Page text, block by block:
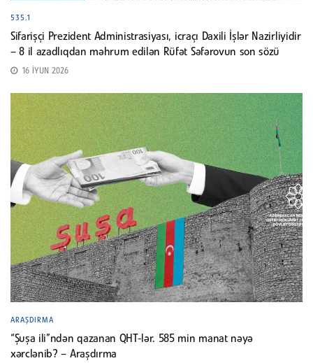
535.1
Sifarişçi Prezident Administrasiyası, icraçı Daxili İşlər Nazirliyidir
– 8 il azadlıqdan məhrum edilən Rüfət Səfərovun son sözü
16 İYUN 2026
ARAŞDIRMA
“Şuşa ili”ndən qazanan QHT-lər. 585 min manat nəyə
xərclənib? – Araşdırma